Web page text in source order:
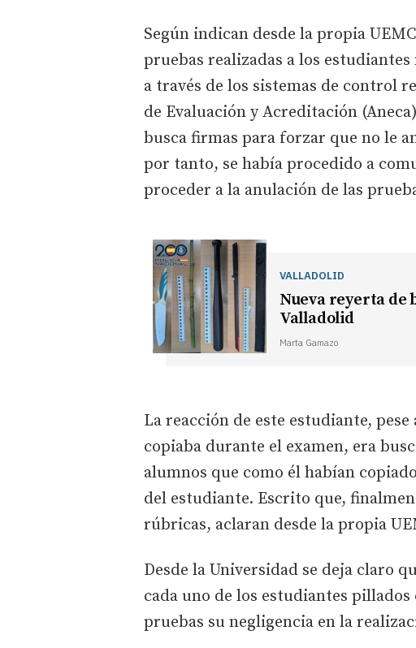
Según indican desde la propia
pruebas realizadas a los
a través de los sistemas de control
de Evaluación y Acreditación
busca firmas para forzar que no le
por tanto, se había procedido a
proceder a la anulación de las
VALLADOLID
Nueva reyerta de
Valladolid
Marta Gamazo
La reacción de este estudiante,
copiaba durante el examen, era
alumnos que como él habían
del estudiante. Escrito que,
rúbricas, aclaran desde la propia
Desde la Universidad se deja claro
cada uno de los estudiantes
pruebas su negligencia en la